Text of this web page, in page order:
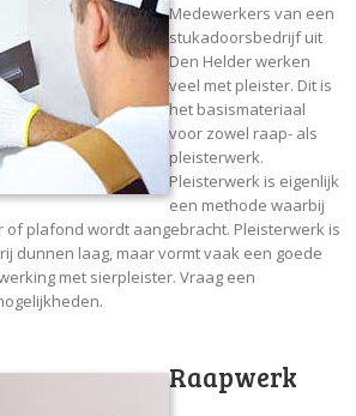
Medewerkers van een
stukadoorsbedrijf uit
Den Helder werken
veel met pleister. Dit is
het basismateriaal
voor zowel raap- als
pleisterwerk.
Pleisterwerk is eigenlijk
een methode waarbij
of plafond wordt aangebracht. Pleisterwerk is
dunnen laag, maar vormt vaak een goede
met sierpleister. Vraag een
Raapwerk